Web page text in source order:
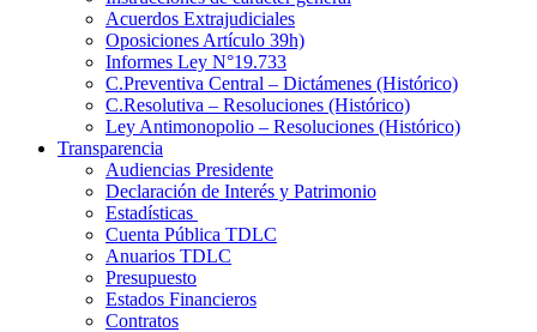
Acuerdos Extrajudiciales
Oposiciones Artículo 39h)
Informes Ley N°19.733
C.Preventiva Central – Dictámenes (Histórico)
C.Resolutiva – Resoluciones (Histórico)
Ley Antimonopolio – Resoluciones (Histórico)
Transparencia
Audiencias Presidente
Declaración de Interés y Patrimonio
Estadísticas
Cuenta Pública TDLC
Anuarios TDLC
Presupuesto
Estados Financieros
Contratos